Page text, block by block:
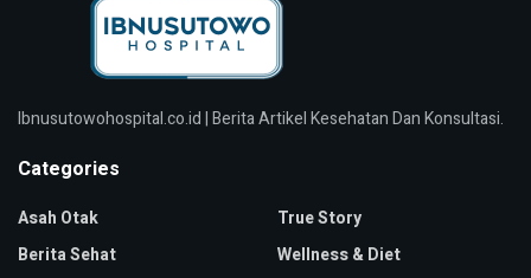
Ibnusutowohospital.co.id | Berita Artikel Kesehatan Dan Konsultasi.
Categories
Asah Otak
Berita Sehat
True Story
Wellness & Diet